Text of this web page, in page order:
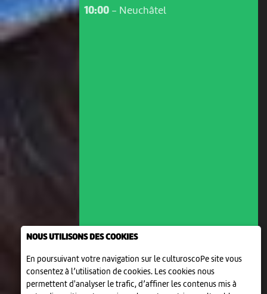
NOUS UTILISONS DES COOKIES
En poursuivant votre navigation sur le culturoscoPe site vous
consentez à l’utilisation de cookies. Les cookies nous
permettent d'analyser le trafic, d’affiner les contenus mis à
10:00- Neuchâtel